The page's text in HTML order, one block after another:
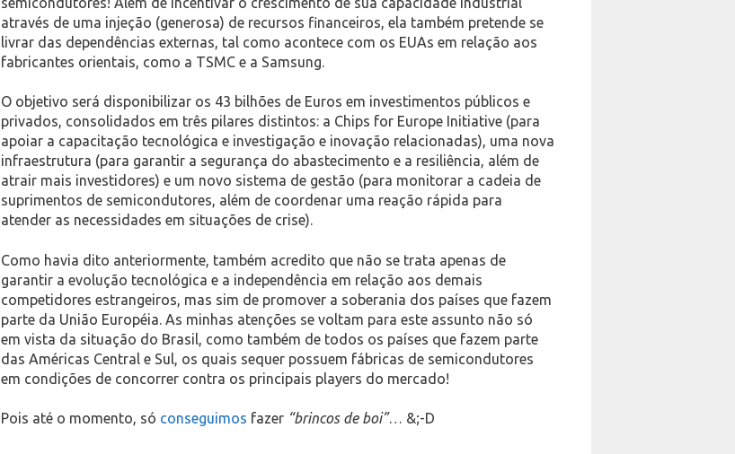
através de uma injeção (generosa) de recursos financeiros, ela também pretende se
livrar das dependências externas, tal como acontece com os EUAs em relação aos
fabricantes orientais, como a TSMC e a Samsung.
O objetivo será disponibilizar os 43 bilhões de Euros em investimentos públicos e
privados, consolidados em três pilares distintos: a Chips for Europe Initiative (para
apoiar a capacitação tecnológica e investigação e inovação relacionadas), uma nova
infraestrutura (para garantir a segurança do abastecimento e a resiliência, além de
atrair mais investidores) e um novo sistema de gestão (para monitorar a cadeia de
suprimentos de semicondutores, além de coordenar uma reação rápida para
atender as necessidades em situações de crise).
Como havia dito anteriormente, também acredito que não se trata apenas de
garantir a evolução tecnológica e a independência em relação aos demais
competidores estrangeiros, mas sim de promover a soberania dos países que fazem
parte da União Européia. As minhas atenções se voltam para este assunto não só
em vista da situação do Brasil, como também de todos os países que fazem parte
das Américas Central e Sul, os quais sequer possuem fábricas de semicondutores
em condições de concorrer contra os principais players do mercado!
Pois até o momento, só conseguimos fazer “brincos de boi”… &;-D